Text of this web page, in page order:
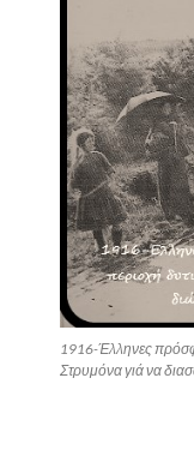
1916-Έλληνες
Στρυμόνα γιά να